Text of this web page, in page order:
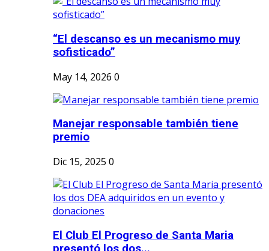
“El descanso es un mecanismo muy
sofisticado”
May 14, 2026 0
Manejar responsable también tiene
premio
Dic 15, 2025 0
El Club El Progreso de Santa Maria